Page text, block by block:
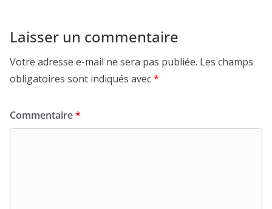
Laisser un commentaire
Votre adresse e-mail ne sera pas publiée. Les champs
obligatoires sont indiqués avec*
Commentaire*